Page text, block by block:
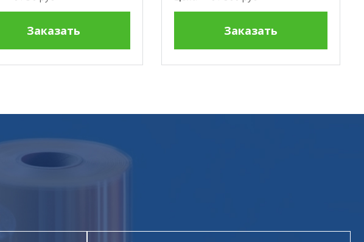
Заказать Заказать